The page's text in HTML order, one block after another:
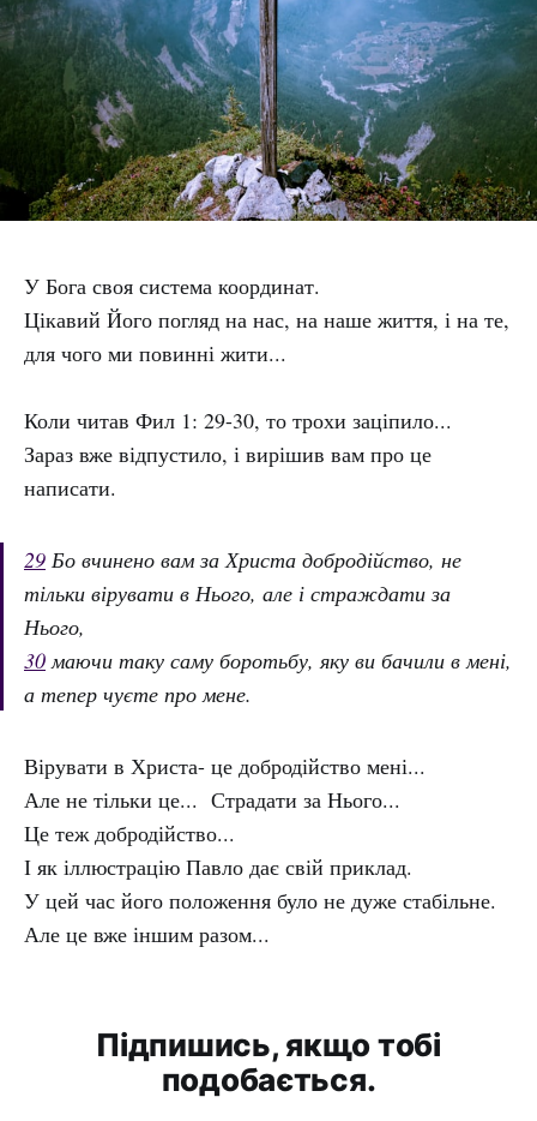
У Бога своя система координат.
Цікавий Його погляд на нас, на наше життя, і на те,
для чого ми повинні жити...
Коли читав Фил 1: 29-30, то трохи заціпило...
Зараз вже відпустило, і вирішив вам про це
написати.
29 Бо вчинено вам за Христа добродійство, не
тільки вірувати в Нього, але і страждати за
Нього,
30 маючи таку саму боротьбу, яку ви бачили в мені,
а тепер чуєте про мене.
Вірувати в Христа- це добродійство мені...
Але не тільки це... Страдати за Нього...
Це теж добродійство...
І як іллюстрацію Павло дає свій приклад.
У цей час його положення було не дуже стабільне.
Але це вже іншим разом...
Підпишись, якщо тобі
подобається.